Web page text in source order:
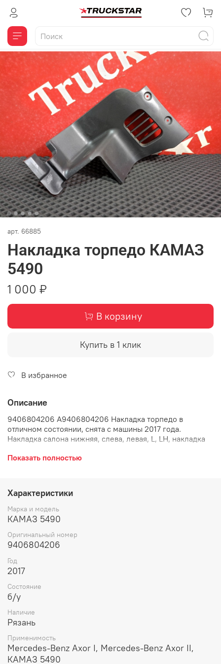
арт. 66885
Накладка торпедо КАМАЗ
5490
1 000 ₽
В корзину
Купить в 1 клик
В избранное
Описание
9406804206 А9406804206 Накладка торпедо в
отличном состоянии, снята с машины 2017 года.
Накладка салона нижняя, слева, левая, L, LH, накладка
Показать полностью
Характеристики
Марка и модель
КАМАЗ 5490
Оригинальный номер
9406804206
Год
2017
Состояние
б/у
Наличие
Рязань
Применимость
Mercedes-Benz Axor I, Mercedes-Benz Axor II,
КАМАЗ 5490